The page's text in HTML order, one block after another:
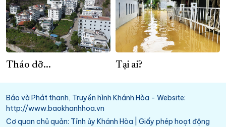
Tháo dỡ... Tại ai?
Báo và Phát thanh, Truyền hình Khánh Hòa - Website:
http://www.baokhanhhoa.vn
Cơ quan chủ quản: Tỉnh ủy Khánh Hòa | Giấy phép hoạt động